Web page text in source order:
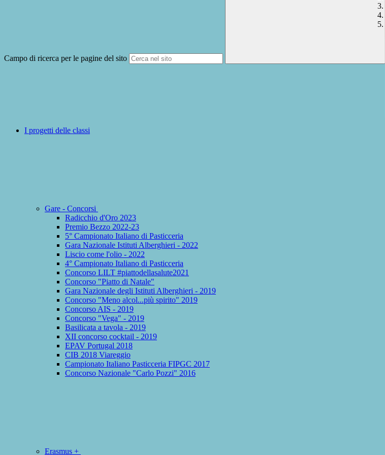
Campo di ricerca per le pagine del sito
I progetti delle classi
Gare - Concorsi
Radicchio d'Oro 2023
Premio Bezzo 2022-23
5° Campionato Italiano di Pasticceria
Gara Nazionale Istituti Alberghieri - 2022
Liscio come l'olio - 2022
4° Campionato Italiano di Pasticceria
Concorso LILT #piattodellasalute2021
Concorso "Piatto di Natale"
Gara Nazionale degli Istituti Alberghieri - 2019
Concorso "Meno alcol...più spirito" 2019
Concorso AIS - 2019
Concorso "Vega" - 2019
Basilicata a tavola - 2019
XII concorso cocktail - 2019
EPAV Portugal 2018
CIB 2018 Viareggio
Campionato Italiano Pasticceria FIPGC 2017
Concorso Nazionale "Carlo Pozzi" 2016
Erasmus +